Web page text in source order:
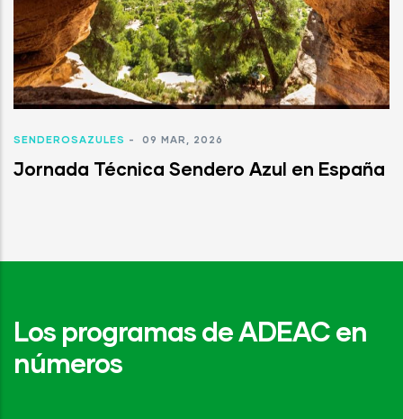
SENDEROSAZULES - 09 MAR, 2026
Jornada Técnica Sendero Azul en España
Los programas de ADEAC en
números